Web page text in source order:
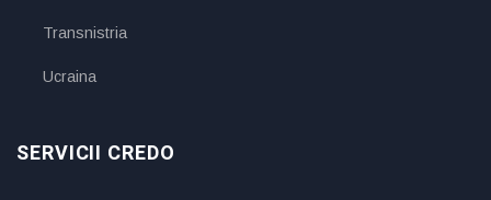
Transnistria
Ucraina
SERVICII CREDO